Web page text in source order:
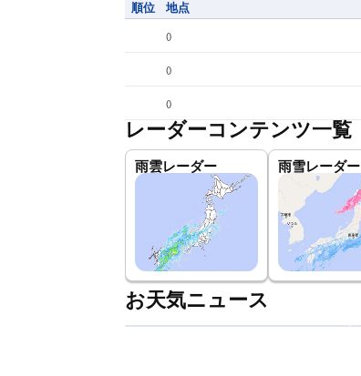
順位 地点
()
()
()
レーダーコンテンツ一覧
雨雲レーダー 雨雪レーダー
お天気ニュース